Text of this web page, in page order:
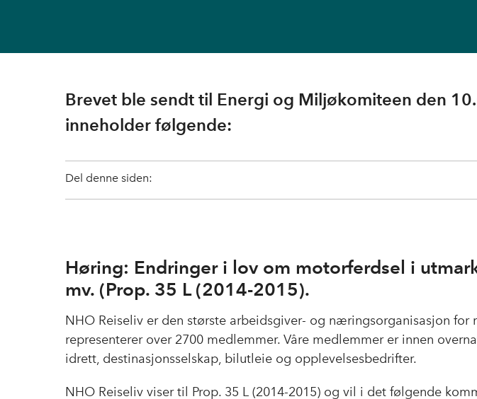
Brevet ble sendt til Energi og Miljøkomiteen den
inneholder følgende:
Del denne siden:
Høring: Endringer i lov om motorferdsel i
mv. (Prop. 35 L (2014-2015).
NHO Reiseliv er den største arbeidsgiver- og næringsorganisasjon for
representerer over 2700 medlemmer. Våre medlemmer er innen
idrett, destinasjonsselskap, bilutleie og opplevelsesbedrifter.
NHO Reiseliv viser til Prop. 35 L (2014-2015) og vil i det følgende